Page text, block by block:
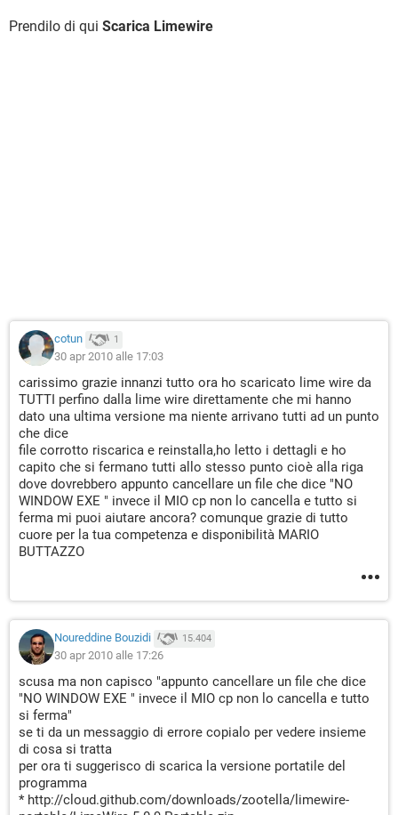
Prendilo di qui Scarica Limewire
cotun 1
30 apr 2010 alle 17:03
carissimo grazie innanzi tutto ora ho scaricato lime wire da
TUTTI perfino dalla lime wire direttamente che mi hanno
dato una ultima versione ma niente arrivano tutti ad un punto
che dice
file corrotto riscarica e reinstalla,ho letto i dettagli e ho
capito che si fermano tutti allo stesso punto cioè alla riga
dove dovrebbero appunto cancellare un file che dice "NO
WINDOW EXE " invece il MIO cp non lo cancella e tutto si
ferma mi puoi aiutare ancora? comunque grazie di tutto
cuore per la tua competenza e disponibilità MARIO
BUTTAZZO
Noureddine Bouzidi 15.404
30 apr 2010 alle 17:26
scusa ma non capisco "appunto cancellare un file che dice
"NO WINDOW EXE " invece il MIO cp non lo cancella e tutto
si ferma"
se ti da un messaggio di errore copialo per vedere insieme
di cosa si tratta
per ora ti suggerisco di scarica la versione portatile del
programma
* http://cloud.github.com/downloads/zootella/limewire-